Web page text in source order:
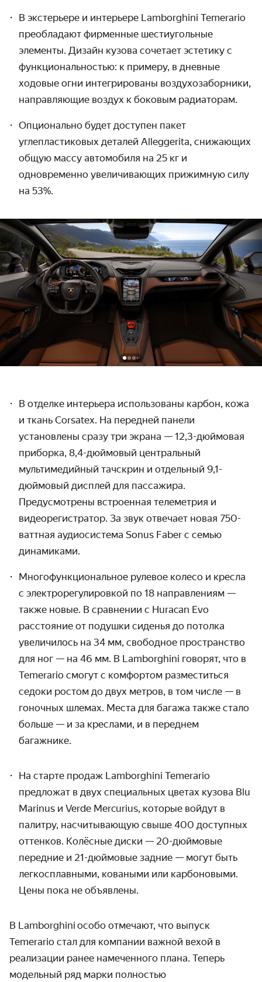
В экстерьере и интерьере Lamborghini Temerario
преобладают фирменные шестиугольные
элементы. Дизайн кузова сочетает эстетику с
функциональностью: к примеру, в дневные
ходовые огни интегрированы воздухозаборники,
направляющие воздух к боковым радиаторам.
Опционально будет доступен пакет
углепластиковых деталей Alleggerita, снижающих
общую массу автомобиля на 25 кг и
одновременно увеличивающих прижимную силу
на 53%.
В отделке интерьера использованы карбон, кожа
и ткань Corsatex. На передней панели
установлены сразу три экрана — 12,3-дюймовая
приборка, 8,4-дюймовый центральный
мультимедийный тачскрин и отдельный 9,1-
дюймовый дисплей для пассажира.
Предусмотрены встроенная телеметрия и
видеорегистратор. За звук отвечает новая 750-
ваттная аудиосистема Sonus Faber с семью
динамиками.
Многофункциональное рулевое колесо и кресла
с электрорегулировкой по 18 направлениям —
также новые. В сравнении с Huracan Evo
расстояние от подушки сиденья до потолка
увеличилось на 34 мм, свободное пространство
для ног — на 46 мм. В Lamborghini говорят, что в
Temerario смогут с комфортом разместиться
седоки ростом до двух метров, в том числе — в
гоночных шлемах. Места для багажа также стало
больше — и за креслами, и в переднем
багажнике.
На старте продаж Lamborghini Temerario
предложат в двух специальных цветах кузова Blu
Marinus и Verde Mercurius, которые войдут в
палитру, насчитывающую свыше 400 доступных
оттенков. Колёсные диски — 20-дюймовые
передние и 21-дюймовые задние — могут быть
легкосплавными, коваными или карбоновыми.
Цены пока не объявлены.
В Lamborghini особо отмечают, что выпуск
Temerario стал для компании важной вехой в
реализации ранее намеченного плана. Теперь
модельный ряд марки полностью